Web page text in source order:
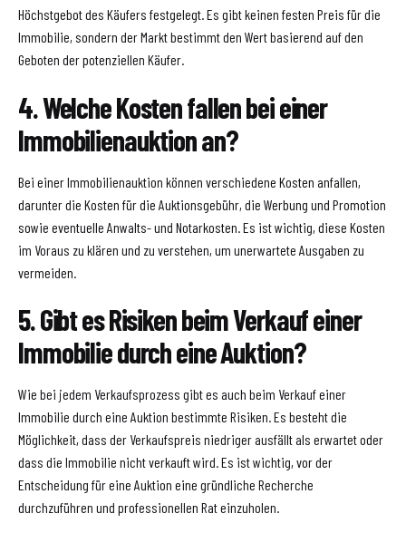
Höchstgebot des Käufers festgelegt. Es gibt keinen festen Preis für die
Immobilie, sondern der Markt bestimmt den Wert basierend auf den
Geboten der potenziellen Käufer.
4. Welche Kosten fallen bei einer
Immobilienauktion an?
Bei einer Immobilienauktion können verschiedene Kosten anfallen,
darunter die Kosten für die Auktionsgebühr, die Werbung und Promotion
sowie eventuelle Anwalts- und Notarkosten. Es ist wichtig, diese Kosten
im Voraus zu klären und zu verstehen, um unerwartete Ausgaben zu
vermeiden.
5. Gibt es Risiken beim Verkauf einer
Immobilie durch eine Auktion?
Wie bei jedem Verkaufsprozess gibt es auch beim Verkauf einer
Immobilie durch eine Auktion bestimmte Risiken. Es besteht die
Möglichkeit, dass der Verkaufspreis niedriger ausfällt als erwartet oder
dass die Immobilie nicht verkauft wird. Es ist wichtig, vor der
Entscheidung für eine Auktion eine gründliche Recherche
durchzuführen und professionellen Rat einzuholen.